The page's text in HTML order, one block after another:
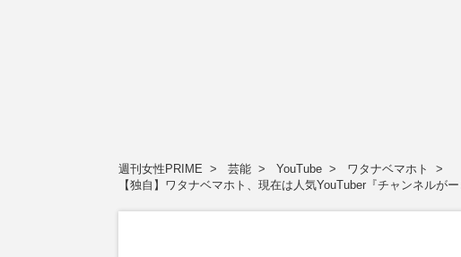
週刊女性PRIME 芸能 YouTube
ワタナベマホト
【独自】ワタナベマホト、現在は人気YouTuber『チャンネル